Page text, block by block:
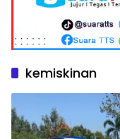
kemiskinan